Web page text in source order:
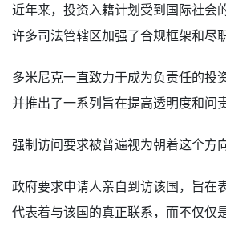
近年来，投资入籍计划受到国际社会
许多司法管辖区加强了合规框架和尽
多米尼克一直致力于成为负责任的投
并推出了一系列旨在提高透明度和问
强制访问要求被普遍视为朝着这个方
政府要求申请人亲自到访该国，旨在
代表着与该国的真正联系，而不仅仅